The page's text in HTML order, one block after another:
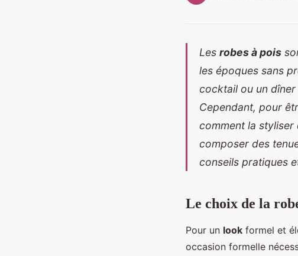
Les robes à pois
les époques sans
cocktail ou un dîner
Cependant, pour
comment la
composer des
conseils pratiques
Le choix de la
Pour un look formel et
occasion formelle